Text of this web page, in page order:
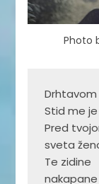
Photo
Drhtavom
Stid me
Pred
sveta
Te zidine
nakapane